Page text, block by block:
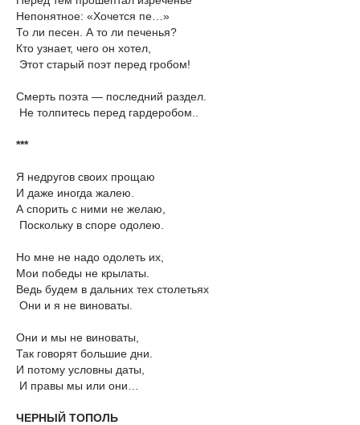
Непонятное: «Хочется пе…»
То ли песен. А то ли печенья?
Кто узнает, чего он хотел,
Этот старый поэт перед гробом!
Смерть поэта — последний раздел.
Не толпитесь перед гардеробом..
***
Я недругов своих прощаю
И даже иногда жалею.
А спорить с ними не желаю,
Поскольку в споре одолею.
Но мне не надо одолеть их,
Мои победы не крылаты.
Ведь будем в дальних тех столетьях
Они и я не виноваты.
Они и мы не виноваты,
Так говорят большие дни.
И потому условны даты,
И правы мы или они…
ЧЕРНЫЙ ТОПОЛЬ